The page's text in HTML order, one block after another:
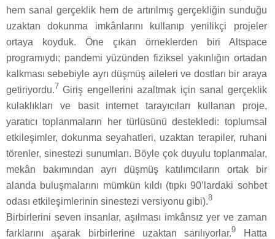
hem sanal gerçeklik hem de artırılmış gerçekliğin sunduğu
uzaktan dokunma imkânlarını kullanıp yenilikçi projeler
ortaya koyduk. Öne çıkan örneklerden biri Altspace
programıydı; pandemi yüzünden fiziksel yakınlığın ortadan
kalkması sebebiyle ayrı düşmüş aileleri ve dostları bir araya
getiriyordu.7 Giriş engellerini azaltmak için sanal gerçeklik
kulaklıkları ve basit internet tarayıcıları kullanan proje,
yaratıcı toplanmaların her türlüsünü destekledi: toplumsal
etkileşimler, dokunma seyahatleri, uzaktan terapiler, ruhani
törenler, sinestezi sunumları. Böyle çok duyulu toplanmalar,
mekân bakımından ayrı düşmüş katılımcıların ortak bir
alanda buluşmalarını mümkün kıldı (tıpkı 90’lardaki sohbet
odası etkileşimlerinin sinestezi versiyonu gibi).8
Birbirlerini seven insanlar, aşılması imkânsız yer ve zaman
farklarını aşarak birbirlerine uzaktan sarılıyorlar.9 Hatta